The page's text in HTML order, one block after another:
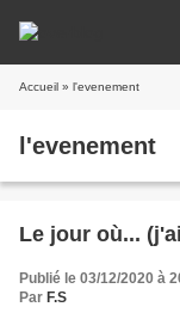
Accueil » l'evenement
l'evenement
Le jour où...
Publié le 03/12/2020 à
Par F.S